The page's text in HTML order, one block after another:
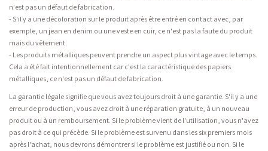
n'est pas un défaut de fabrication.
- S'il y a une décoloration sur le produit après être entré en contact avec, par
exemple, un jean en denim ou une veste en cuir, ce n'est pas la faute du produit
mais du vêtement.
- Les produits métalliques peuvent prendre un aspect plus vintage avec le temps.
Cela a été fait intentionnellement car c'est la caractéristique des papiers
métalliques, ce n'est pas un défaut de fabrication.
La garantie légale signifie que vous avez toujours droit à une garantie. S'il y a une
erreur de production, vous avez droit à une réparation gratuite, à un nouveau
produit ou à un remboursement. Si le problème vient de l'utilisation, vous n'avez
pas droit à ce qui précède. Si le problème est survenu dans les six premiers mois
après l'achat, nous devrons démontrer si le problème est justifié ou non. Si le